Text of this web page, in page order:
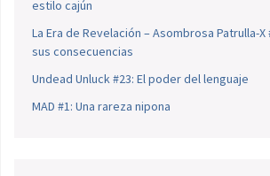
estilo cajún
La Era de Revelación – Asombrosa Patrulla-
sus consecuencias
Undead Unluck #23: El poder del lenguaje
MAD #1: Una rareza nipona